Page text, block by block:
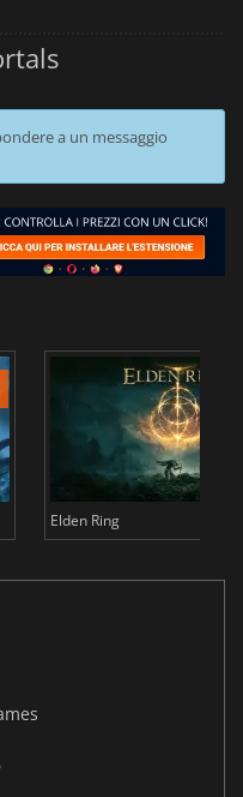
a un messaggio
Elden Ring